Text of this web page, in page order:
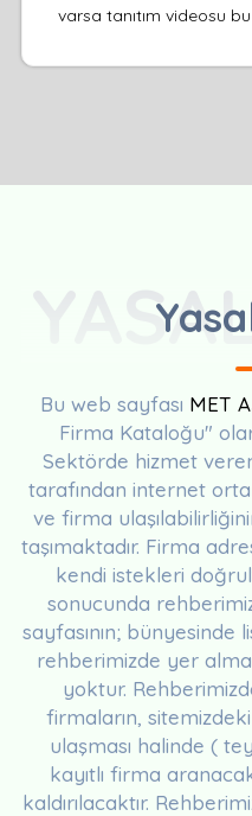
varsa tanıtım videosu
Bu web sayfası MET
Firma Kataloğu"
Sektörde hizmet
tarafından internet
ve firma
taşımaktadır. Firma
kendi istekleri
sonucunda
sayfasının;
rehberimizde yer
yoktur.
firmaların, sitemizdeki
ulaşması halinde (
kayıtlı firma
kaldırılacaktır.